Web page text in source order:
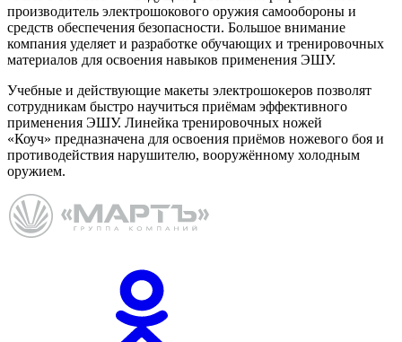
производитель электрошокового оружия самообороны и
средств обеспечения безопасности. Большое внимание
компания уделяет и разработке обучающих и тренировочных
материалов для освоения навыков применения ЭШУ.
Учебные и действующие макеты электрошокеров позволят
сотрудникам быстро научиться приёмам эффективного
применения ЭШУ. Линейка тренировочных ножей
«Коуч» предназначена для освоения приёмов ножевого боя и
противодействия нарушителю, вооружённому холодным
оружием.